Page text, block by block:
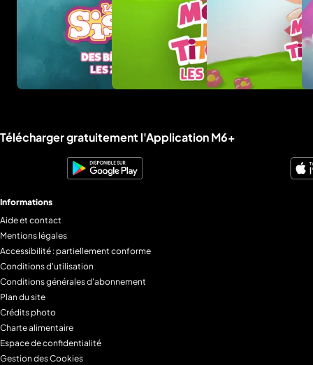
Liens utiles M6+.
Télécharger gratuitement l'Application M6+
Informations
Aide et contact
Mentions légales
Accessibilité : partiellement conforme
Conditions d'utilisation
Conditions générales d'abonnement
Plan du site
Crédits photo
Charte alimentaire
Espace de confidentialité
Gestion des Cookies